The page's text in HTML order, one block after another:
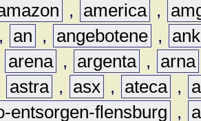
, america ,
, an , angebotene ,
arena , argenta , arna
astra , asx , ateca ,
entsorgen-flensburg ,